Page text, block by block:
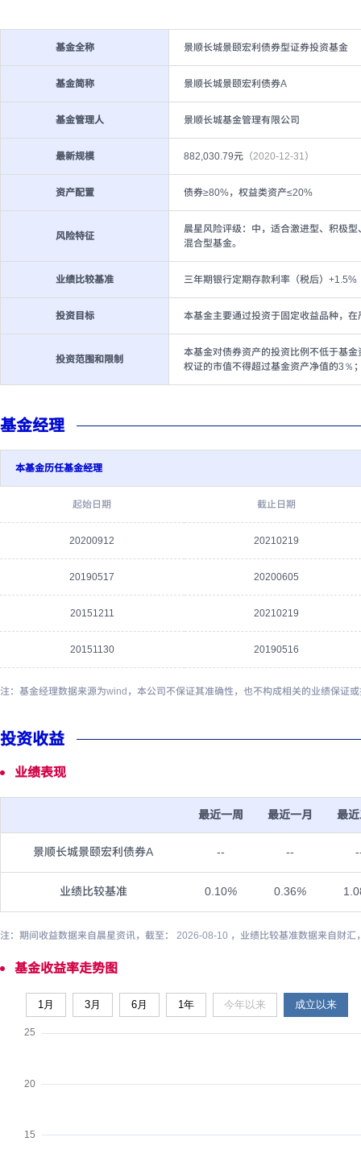
基金全称 景顺长城景颐宏利债券型证券投资基金
基金简称 景顺长城景颐宏利债券A
基金管理人 景顺长城基金管理有限公司
最新规模 882,030.79元 （2020-12-31）
资产配置 债券≥80%，权益类资产≤20%
风险特征
晨星风险评级：中，适合激进型、积极
混合型基金。
业绩比较基准 三年期银行定期存款利率（税后）+1.5%
投资目标 本基金主要通过投资于固定收益品种，
投资范围和限制
本基金对债券资产的投资比例不低于基
权证的市值不得超过基金资产净值的3％
基金经理
本基金历任基金经理
起始日期 截止日期
20200912 20210219
20190517 20200605
20151211 20210219
20151130 20190516
注：基金经理数据来源为wind，本公司不保证其准确性，也不构成相关的业绩保证
投资收益
业绩表现
最近一周 最近一月 最
景顺长城景颐宏利债券A -- --
业绩比较基准 0.10% 0.36%
注：期间收益数据来自晨星资讯，截至： 2026-08-10 ，业绩比较基准数据来自财
基金收益率走势图
1月 3月 6月 1年 今年以来 成立以来